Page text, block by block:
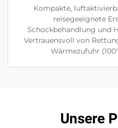
Kompakte,
reisegeeignete
Schockbehandlung und
Vertrauensvoll von
Wärmezufuhr
Unsere